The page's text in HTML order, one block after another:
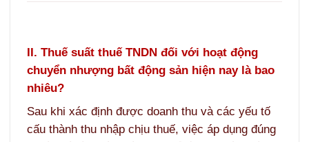
II. Thuế suất thuế TNDN đối với hoạt động
chuyển nhượng bất động sản hiện nay là bao
nhiêu?
Sau khi xác định được doanh thu và các yếu tố
cấu thành thu nhập chịu thuế, việc áp dụng đúng